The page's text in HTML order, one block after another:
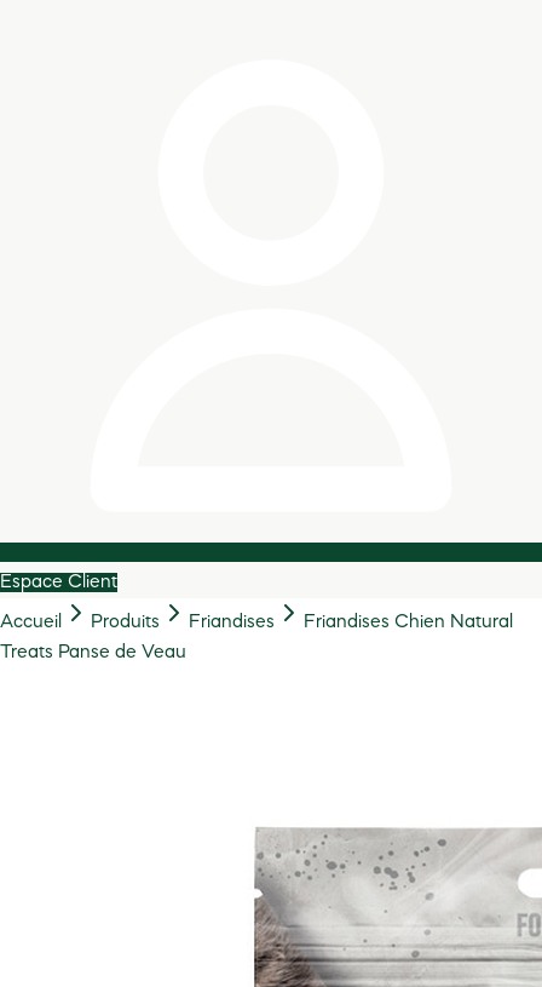
Espace Client
Accueil Produits Friandises
Friandises Chien Natural
Treats Panse de Veau